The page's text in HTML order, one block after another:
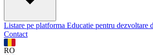
Listare pe platforma Educatie pentru dezvoltare
Contact
RO